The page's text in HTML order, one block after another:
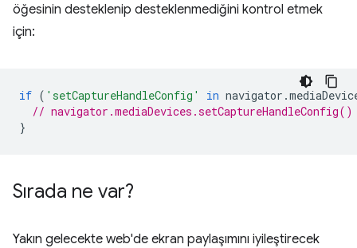
öğesinin desteklenip desteklenmediğini kontrol etmek
için:
if ( 'setCaptureHandleConfig' in navigator .
//
}
Sırada ne var?
Yakın gelecekte web'de ekran paylaşımını iyileştirecek